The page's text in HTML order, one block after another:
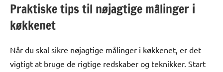
Praktiske tips til nøjagtige målinger i
køkkenet
Når du skal sikre nøjagtige målinger i køkkenet, er det
vigtigt at bruge de rigtige redskaber og teknikker. Start